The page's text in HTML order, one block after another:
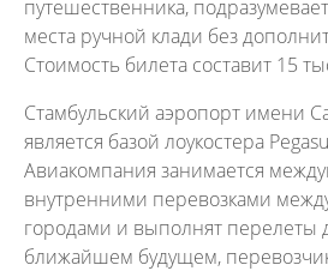
путешественника,
места ручной клади без
Стоимость билета составит 15
Стамбульский аэропорт имени
является базой лоукостера
Авиакомпания занимается
внутренними перевозками
городами и выполнят перелеты
ближайшем будущем,